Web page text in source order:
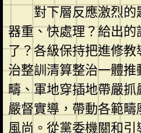
對下層反應激烈
器重、快處理？給出
了？各級保持把進修
治整訓清算整治一體
疇、軍地穿插地帶嚴
嚴督實導，帶動各範
風尚。從黨委機關和